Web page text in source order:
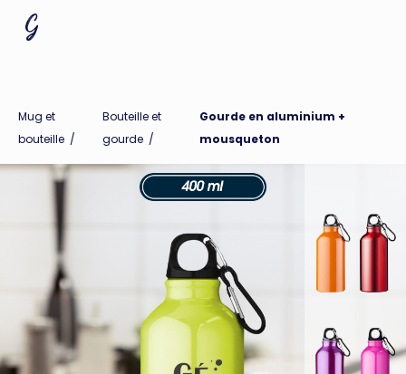
Mug et
bouteille /
Bouteille et
gourde /
Gourde en aluminium +
mousqueton